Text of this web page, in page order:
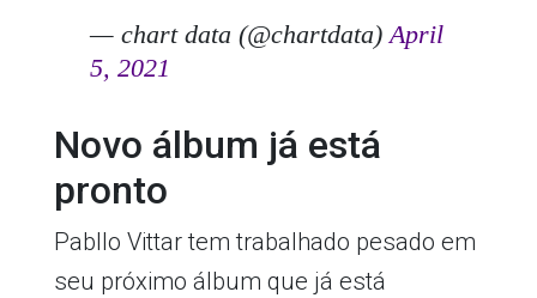
— chart data (@chartdata)April
5, 2021
Novo álbum já está
pronto
Pabllo Vittar tem trabalhado pesado em
seu próximo álbum que já está